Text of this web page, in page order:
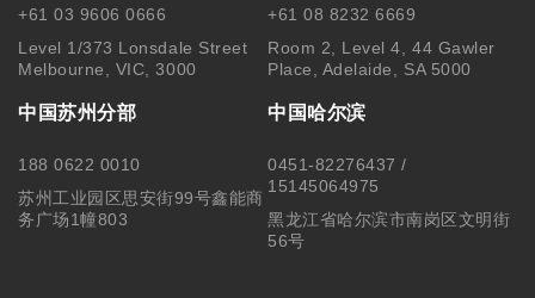
+61 03 9606 0666
Level 1/373 Lonsdale Street
Melbourne, VIC, 3000
+61 08 8232 6669
Room 2, Level 4, 44 Gawler
Place, Adelaide, SA 5000
中国苏州分部
188 0622 0010
苏州工业园区思安街99号鑫能商
务广场1幢803
中国哈尔滨
0451-82276437 /
15145064975
黑龙江省哈尔滨市南岗区文明街
56号